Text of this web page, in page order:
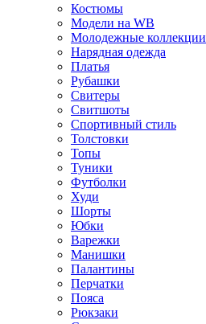
Костюмы
Модели на WB
Молодежные коллекции
Нарядная одежда
Платья
Рубашки
Свитеры
Свитшоты
Спортивный стиль
Толстовки
Топы
Туники
Футболки
Худи
Шорты
Юбки
Варежки
Манишки
Палантины
Перчатки
Пояса
Рюкзаки